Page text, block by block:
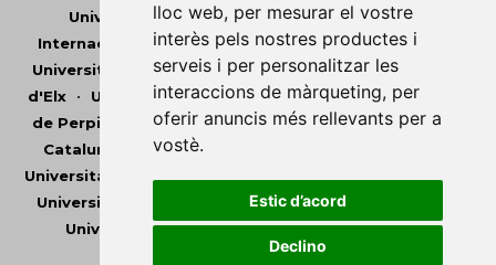
lloc web, per mesurar el vostre
interès pels nostres productes i
serveis i per personalitzar les
interaccions de màrqueting, per
oferir anuncis més rellevants per a
vostè.
Estic d’acord
Declino
Universitat de les Illes Balears• Universitat
Internacional de Catalunya•Universitat Jaume I
Universitat de Lleida• Universitat Miguel Hernández
d'Elx• Universitat Oberta de Catalunya•Universitat
de Perpinyà Via Domitia•Universitat Politècnica de
Catalunya
Universitat Politècnica de València
Universitat Pompeu Fabra
Universitat Rovira i Virgili
•Universitat de Sàsser
Universitat de València•Universitat de Vic -
Universitat Central de Catalunya